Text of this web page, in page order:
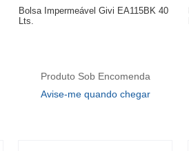
Bolsa Impermeável Givi EA115BK 40
Lts.
Produto Sob Encomenda
Avise-me quando chegar